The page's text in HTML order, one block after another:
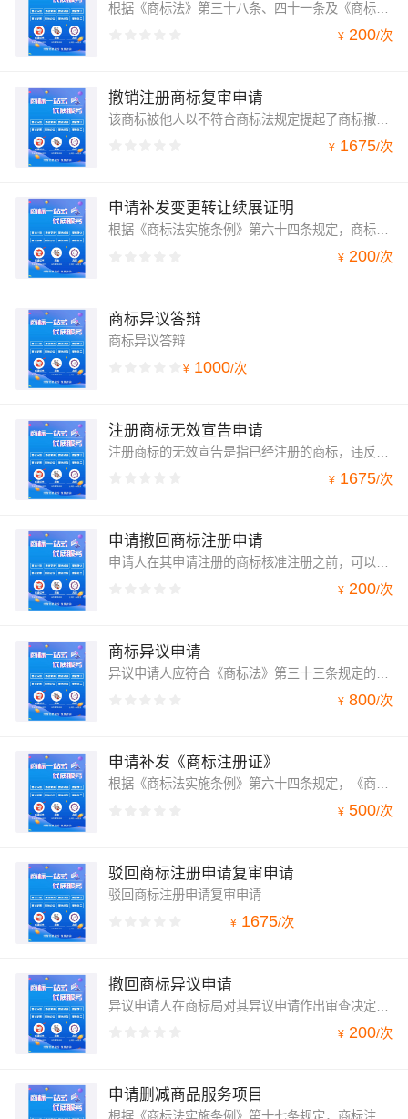
根据《商标法》第三十八条、四十一条及《商标法实施条例》第二十九条规定，商标注册申请人或注册人发现商标申请文件或者注册文件有明显错误的，可以申请更正。更正的错误仅限于申请文件或者注册文件中的名义、地址、商品等项目个别文字错误，不涉及实质性内容。
¥ 200/次
撤销注册商标复审申请
该商标被他人以不符合商标法规定提起了商标撤销申请，商标局依法作出决定，当事人不服提出了复审。也就是你所说的“商标撤销注册复审”。“待审中”是指还在“等待审查”的意思，也就是“商标撤销注册复审等待审查中”。法律依据《商标法》第五十四条对商标局撤销或者不予撤销注册商标的决定，当事人不服的，可以自收到通知之日起十五日内向商标评审委员会申请复审。
¥ 1675/次
申请补发变更转让续展证明
根据《商标法实施条例》第六十四条规定，商标注册人遗失变更/转让/续展证明的，应向商标局及时提出补发变更/转让/续展证明申请。
¥ 200/次
商标异议答辩
商标异议答辩
¥ 1000/次
注册商标无效宣告申请
¥ 1675/次
申请撤回商标注册申请
¥ 200/次
商标异议申请
异议申请人应符合《商标法》第三十三条规定的主体资格。对初步审定公告的商标，自公告之日起三个月内，在先权利人、利害关系人认为违反本法第十三条第二款和第三款、第十五条、第十六条第一款、第三十条、第三十一条、第三十二条规定的，或者任何人认为违反本法第四条、第十条、第十一条、第十二条、第十九条第四款规定的，可以向商标局提出异议。
¥ 800/次
申请补发《商标注册证》
根据《商标法实施条例》第六十四条规定，《商标注册证》遗失或者破损的，商标注册人应向商标局提出补发商标注册证申请，及时申请补发。
¥ 500/次
驳回商标注册申请复审申请
驳回商标注册申请复审申请
¥ 1675/次
撤回商标异议申请
¥ 200/次
申请删减商品服务项目